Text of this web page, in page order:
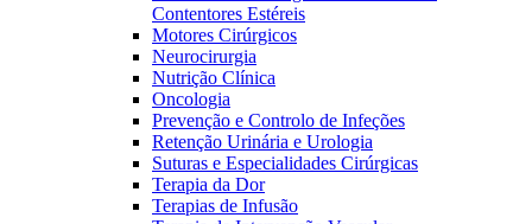
Contentores Estéreis
Motores Cirúrgicos
Neurocirurgia
Nutrição Clínica
Oncologia
Prevenção e Controlo de Infeções
Retenção Urinária e Urologia
Suturas e Especialidades Cirúrgicas
Terapia da Dor
Terapias de Infusão